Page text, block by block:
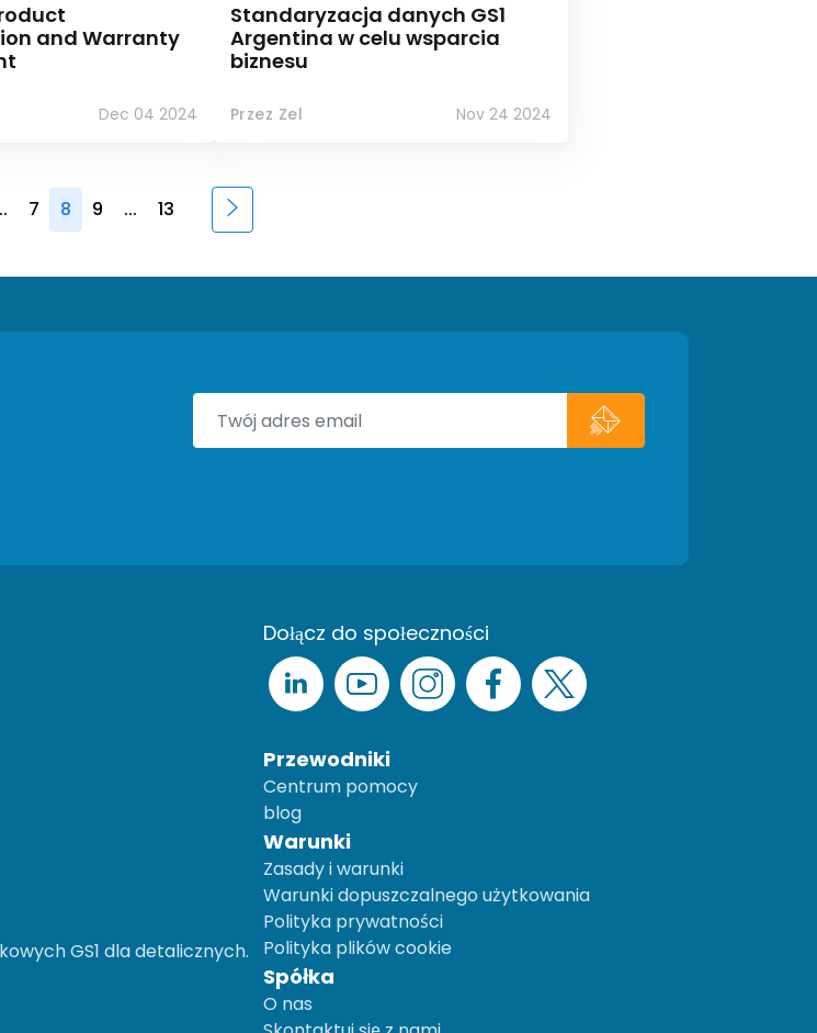
and Warranty
Dec 04 2024
Standaryzacja danych GS1
Argentina w celu wsparcia
biznesu
Przez Zel Nov 24 2024
7 8 9 ... 13
GS1 dla detalicznych.
Dołącz do społeczności
Przewodniki
Centrum pomocy
blog
Warunki
Zasady i warunki
Warunki dopuszczalnego użytkowania
Polityka prywatności
Polityka plików cookie
Spółka
O nas